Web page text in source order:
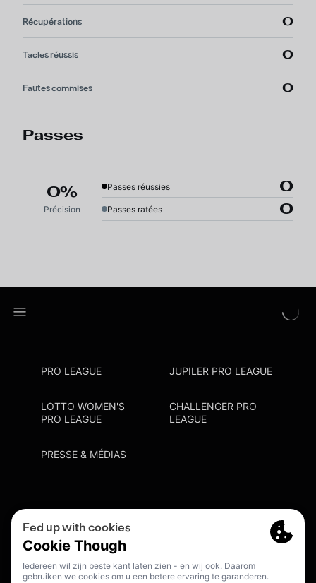
Récupérations 0
Tacles réussis 0
Fautes commises 0
Passes
0%
Précision
Passes réussies 0
Passes ratées 0
PRO LEAGUE JUPILER PRO LEAGUE
LOTTO WOMEN'S
PRO LEAGUE
CHALLENGER PRO
LEAGUE
PRESSE & MÉDIAS
Cookie Policy
Point De Contact Discrimination